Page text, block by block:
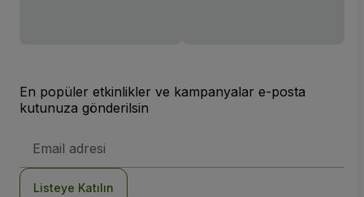
En popüler etkinlikler ve kampanyalar e-posta
kutunuza gönderilsin
posta
Listeye Katılın